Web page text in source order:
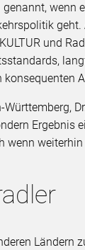
genannt, wenn
und
konsequenten
Württemberg,
Ergebnis
Ländern